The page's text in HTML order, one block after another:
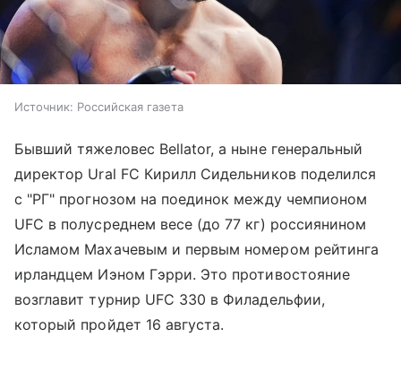
Источник: Российская газета
Бывший тяжеловес Bellator, а ныне генеральный
директор Ural FC Кирилл Сидельников поделился
с "РГ" прогнозом на поединок между чемпионом
UFC в полусреднем весе (до 77 кг) россиянином
Исламом Махачевым и первым номером рейтинга
ирландцем Иэном Гэрри. Это противостояние
возглавит турнир UFC 330 в Филадельфии,
который пройдет 16 августа.